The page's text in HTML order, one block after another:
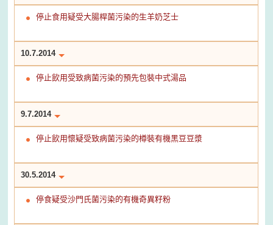
停止食用疑受大腸桿菌污染的生羊奶芝士
10.7.2014
停止飲用受致病菌污染的預先包裝中式湯品
9.7.2014
停止飲用懷疑受致病菌污染的樽裝有機黑豆豆漿
30.5.2014
停食疑受沙門氏菌污染的有機奇異籽粉